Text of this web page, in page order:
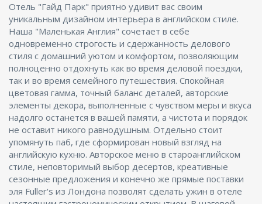
Отель "Гайд Парк" приятно удивит вас своим
уникальным дизайном интерьера в английском стиле.
Наша "Маленькая Англия" сочетает в себе
одновременно строгость и сдержанность делового
стиля с домашний уютом и комфортом, позволяющим
полноценно отдохнуть как во время деловой поездки,
так и во время семейного путешествия. Спокойная
цветовая гамма, точный баланс деталей, авторские
элементы декора, выполненные с чувством меры и вкуса
надолго останется в вашей памяти, а чистота и порядок
не оставит никого равнодушным. Отдельно стоит
упомянуть паб, где сформирован новый взгляд на
английскую кухню. Авторское меню в староанглийском
стиле, неповторимый выбор десертов, креативные
сезонные предложения и конечно же прямые поставки
эля Fuller's из Лондона позволят сделать ужин в отеле